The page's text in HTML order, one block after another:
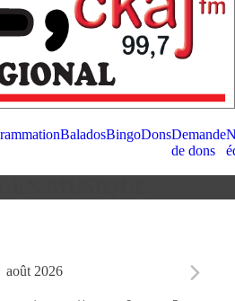
BaladosBingoDonsDemande
de dons
août 2026